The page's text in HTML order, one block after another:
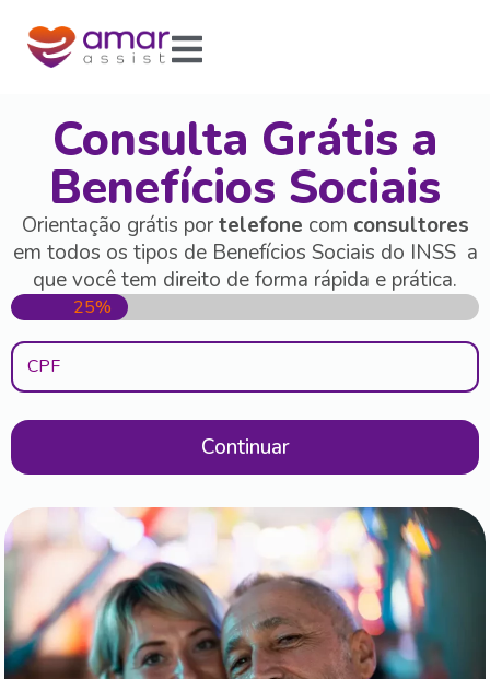
Consulta Grátis a
Benefícios Sociais
Orientação grátis portelefone com consultores
em todos os tipos de Benefícios Sociais do INSS a
que você tem direito de forma rápida e prática.
25%
CPF
Continuar